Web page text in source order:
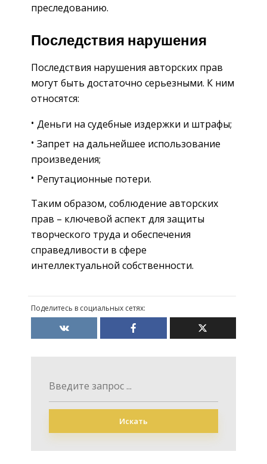
преследованию.
Последствия нарушения
Последствия нарушения авторских прав
могут быть достаточно серьезными. К ним
относятся:
Деньги на судебные издержки и штрафы;
Запрет на дальнейшее использование
произведения;
Репутационные потери.
Таким образом, соблюдение авторских
прав – ключевой аспект для защиты
творческого труда и обеспечения
справедливости в сфере
интеллектуальной собственности.
Поделитесь в социальных сетях:
Искать